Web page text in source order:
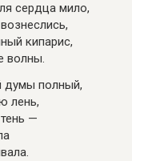
сердца мило,
кипарис,
волны.
думы полный,
лень,
—